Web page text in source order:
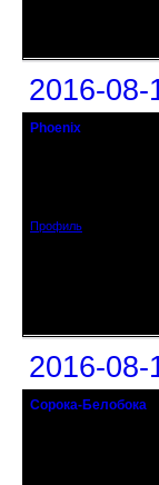
2016-08-
Phoenix
Профиль
2016-08-
Сорока-Белобока